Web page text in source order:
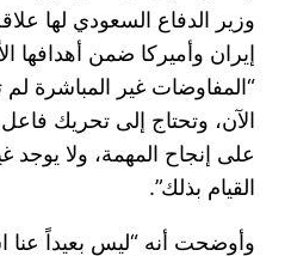
وزير الدفاع السعودي لها
إيران وأميركا ضمن أهدافها
“المفاوضات غير المباشرة لم
الآن، وتحتاج إلى تحريك
على إنجاح المهمة، ولا يوجد
القيام بذلك”.
وأوضحت أنه “ليس بعيداً عنا